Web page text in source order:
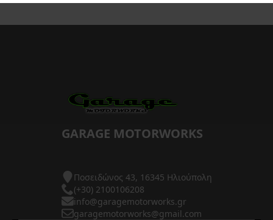
GARAGE MOTORWORKS
Ποσειδώνος 43, 16345 Ηλιούπολη
(+30) 2100106208
info@garagemotorworks.gr
garagemotorworks@gmail.com